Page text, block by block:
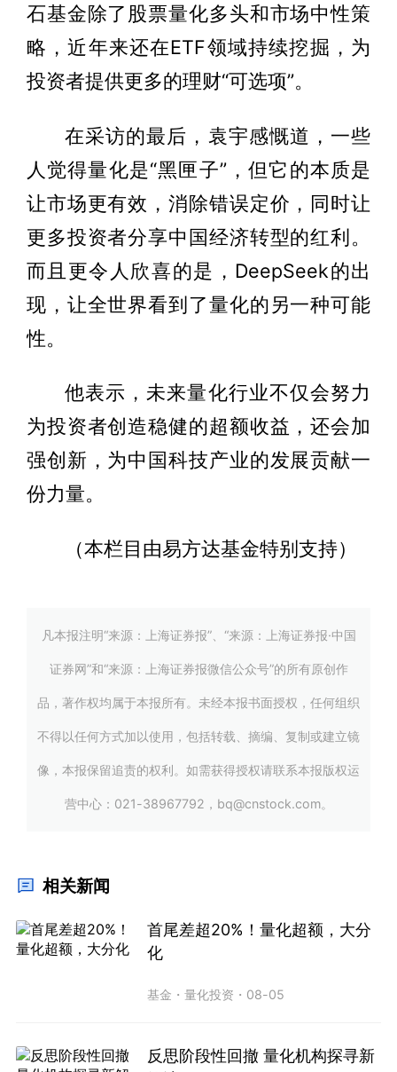
石基金除了股票量化多头和市场中性策
略，近年来还在ETF领域持续挖掘，为
投资者提供更多的理财“可选项”。
在采访的最后，袁宇感慨道，一些
人觉得量化是“黑匣子”，但它的本质是
让市场更有效，消除错误定价，同时让
更多投资者分享中国经济转型的红利。
而且更令人欣喜的是，DeepSeek的出
现，让全世界看到了量化的另一种可能
性。
他表示，未来量化行业不仅会努力
为投资者创造稳健的超额收益，还会加
强创新，为中国科技产业的发展贡献一
份力量。
（本栏目由易方达基金特别支持）
凡本报注明“来源：上海证券报”、“来源：上海证券报·中国
证券网”和“来源：上海证券报微信公众号”的所有原创作
品，著作权均属于本报所有。未经本报书面授权，任何组织
不得以任何方式加以使用，包括转载、摘编、复制或建立镜
像，本报保留追责的权利。如需获得授权请联系本报版权运
营中心：021-38967792，bq@cnstock.com。
相关新闻
首尾差超20%！量化超额，大分
化
基金 ・量化投资 ・ 08-05
反思阶段性回撤 量化机构探寻新